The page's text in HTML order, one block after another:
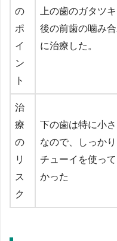
の
ポ
イ
ン
ト
上の歯のガタツ
後の前歯の噛み
に治療した。
治
療
の
リ
ス
ク
下の歯は特に小
なので、しっか
チューイを使っ
かった